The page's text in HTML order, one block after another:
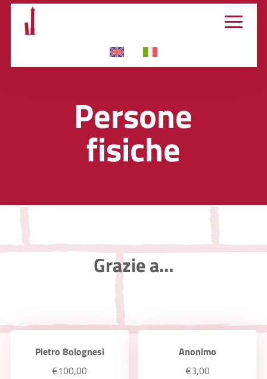
Persone
fisiche
Grazie a…
Pietro Bolognesi
€100,00
Anonimo
€3,00